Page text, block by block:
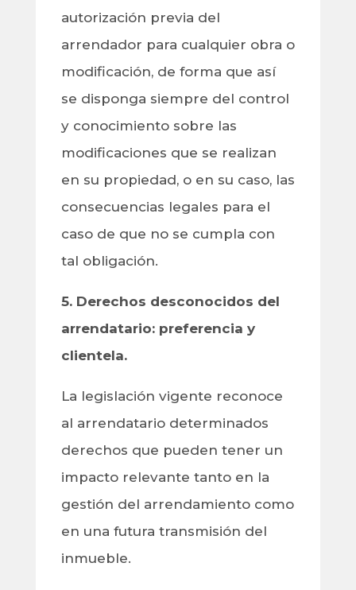
autorización previa del
arrendador para cualquier obra o
modificación, de forma que así
se disponga siempre del control
y conocimiento sobre las
modificaciones que se realizan
en su propiedad, o en su caso, las
consecuencias legales para el
caso de que no se cumpla con
tal obligación.
5. Derechos desconocidos del
arrendatario: preferencia y
clientela.
La legislación vigente reconoce
al arrendatario determinados
derechos que pueden tener un
impacto relevante tanto en la
gestión del arrendamiento como
en una futura transmisión del
inmueble.